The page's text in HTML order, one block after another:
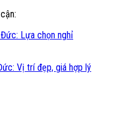
Lựa chọn nghỉ
Vị trí đẹp, giá hợp lý